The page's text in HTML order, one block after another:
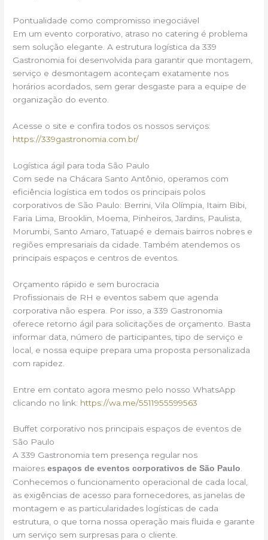
Pontualidade como compromisso inegociável
Em um evento corporativo, atraso no catering é problema
sem solução elegante. A estrutura logística da 339
Gastronomia foi desenvolvida para garantir que montagem,
serviço e desmontagem aconteçam exatamente nos
horários acordados, sem gerar desgaste para a equipe de
organização do evento.
Acesse o site e confira todos os nossos serviços:
https://339gastronomia.com.br/
Logística ágil para toda São Paulo
Com sede na Chácara Santo Antônio, operamos com
eficiência logística em todos os principais polos
corporativos de São Paulo: Berrini, Vila Olímpia, Itaim Bibi,
Faria Lima, Brooklin, Moema, Pinheiros, Jardins, Paulista,
Morumbi, Santo Amaro, Tatuapé e demais bairros nobres e
regiões empresariais da cidade. Também atendemos os
principais espaços e centros de eventos.
Orçamento rápido e sem burocracia
Profissionais de RH e eventos sabem que agenda
corporativa não espera. Por isso, a 339 Gastronomia
oferece retorno ágil para solicitações de orçamento. Basta
informar data, número de participantes, tipo de serviço e
local, e nossa equipe prepara uma proposta personalizada
com rapidez.
Entre em contato agora mesmo pelo nosso WhatsApp
clicando no link: https://wa.me/5511955599563
Buffet corporativo nos principais espaços de eventos de
São Paulo
A 339 Gastronomia tem presença regular nos
maioresespaços de eventos corporativos de São Paulo.
Conhecemos o funcionamento operacional de cada local,
as exigências de acesso para fornecedores, as janelas de
montagem e as particularidades logísticas de cada
estrutura, o que torna nossa operação mais fluida e garante
um serviço sem surpresas para o cliente.